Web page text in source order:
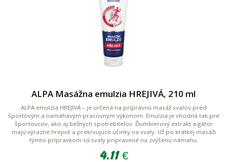
ALPA Masážna emulzia HREJIVÁ, 210 ml
ALPA emulzia HREJIVÁ – je určená na prípravnú masáž svalov pred
športovým a namáhavým pracovným výkonom. Emulzia je vhodná tak pre
športovcov, ako aj bežných spotrebiteľov. Ďumbierový extrakt a gáfor
majú výrazne hrejivé a prekrvujúce účinky na svaly. Už po krátkej masáži
týmto prípravkom sú svaly pripravené na zvýšenú námahu.
4.11 €